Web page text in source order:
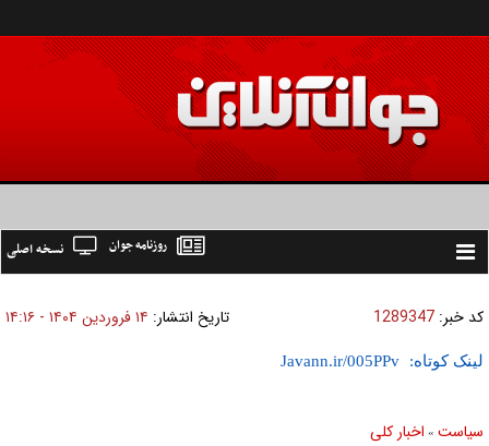
Toggle
نسخه اصلی روزنامه جوان
کد خبر: 1289347 تاریخ انتشار: ۱۴ فروردين ۱۴۰۴ - ۱۴:۱۶
لینک کوتاه:
سیاست » اخبار کلی